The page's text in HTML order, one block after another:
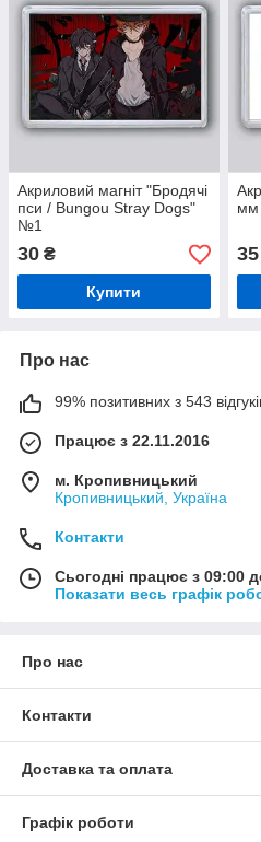
Акриловий магніт "Бродячі
пси / Bungou Stray Dogs"
№1
30 ₴
Купити
мм
35
Про нас
99% позитивних з 543
Працює з 22.11.2016
м. Кропивницький
Кропивницький, Україна
Контакти
Сьогодні працює з 09:00
Показати весь графік
Про нас
Контакти
Доставка та оплата
Графік роботи